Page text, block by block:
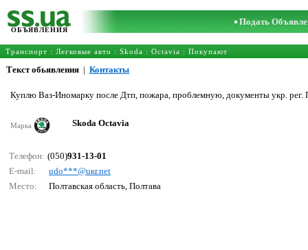
ОБЪЯВЛЕНИЯ
Подать
Транспорт : Легковые авто : Skoda : Octavia : Покупают
Текст обьявления | Контакты
Куплю Ваз-Иномарку после Дтп, пожара, проблемную, документы укр. рег.
Марка Skoda Octavia
Телефон: (050)931-13-01
E-mail:
udо***@uкr.nеt
Место:
Полтавская область, Полтава